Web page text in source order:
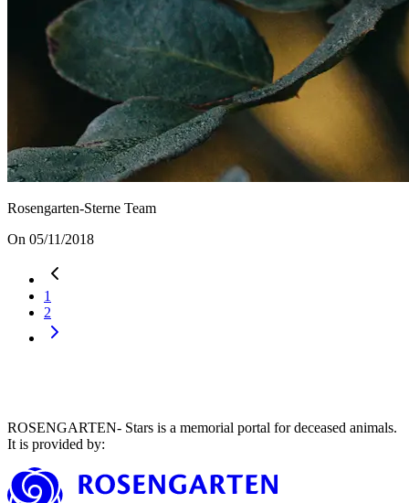
Rosengarten-Sterne Team
On 05/11/2018
1
2
ROSENGARTEN- Stars is a memorial portal for deceased animals.
It is provided by: